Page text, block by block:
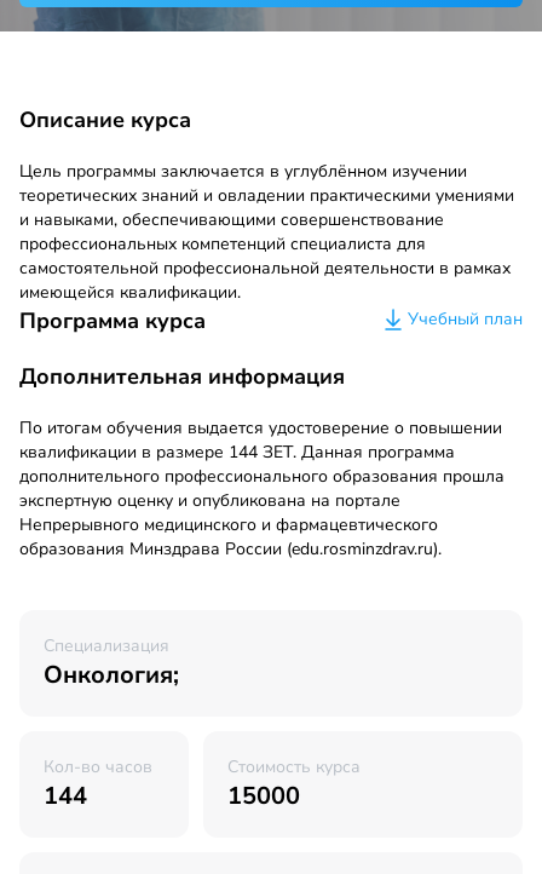
Описание курса
Цель программы заключается в углублённом изучении
теоретических знаний и овладении практическими умениями
и навыками, обеспечивающими совершенствование
профессиональных компетенций специалиста для
самостоятельной профессиональной деятельности в рамках
имеющейся квалификации.
Программа курса Учебный план
Дополнительная информация
По итогам обучения выдается удостоверение о повышении
квалификации в размере 144 ЗЕТ. Данная программа
дополнительного профессионального образования прошла
экспертную оценку и опубликована на портале
Непрерывного медицинского и фармацевтического
образования Минздрава России (edu.rosminzdrav.ru).
Специализация
Онкология;
Кол-во часов
144
Стоимость курса
15000